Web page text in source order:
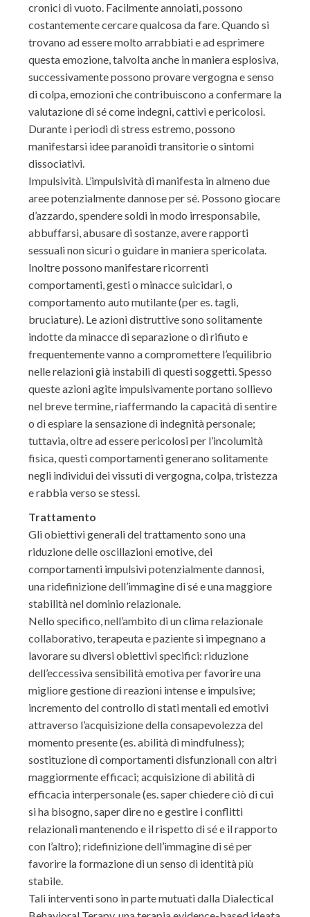
cronici di vuoto. Facilmente annoiati, possono
costantemente cercare qualcosa da fare. Quando si
trovano ad essere molto arrabbiati e ad esprimere
questa emozione, talvolta anche in maniera esplosiva,
successivamente possono provare vergogna e senso
di colpa, emozioni che contribuiscono a confermare la
valutazione di sé come indegni, cattivi e pericolosi.
Durante i periodi di stress estremo, possono
manifestarsi idee paranoidi transitorie o sintomi
dissociativi.
Impulsività. L’impulsività di manifesta in almeno due
aree potenzialmente dannose per sé. Possono giocare
d’azzardo, spendere soldi in modo irresponsabile,
abbuffarsi, abusare di sostanze, avere rapporti
sessuali non sicuri o guidare in maniera spericolata.
Inoltre possono manifestare ricorrenti
comportamenti, gesti o minacce suicidari, o
comportamento auto mutilante (per es. tagli,
bruciature). Le azioni distruttive sono solitamente
indotte da minacce di separazione o di rifiuto e
frequentemente vanno a compromettere l’equilibrio
nelle relazioni già instabili di questi soggetti. Spesso
queste azioni agite impulsivamente portano sollievo
nel breve termine, riaffermando la capacità di sentire
o di espiare la sensazione di indegnità personale;
tuttavia, oltre ad essere pericolosi per l’incolumità
fisica, questi comportamenti generano solitamente
negli individui dei vissuti di vergogna, colpa, tristezza
e rabbia verso se stessi.
Trattamento
Gli obiettivi generali del trattamento sono una
riduzione delle oscillazioni emotive, dei
comportamenti impulsivi potenzialmente dannosi,
una ridefinizione dell’immagine di sé e una maggiore
stabilità nel dominio relazionale.
Nello specifico, nell’ambito di un clima relazionale
collaborativo, terapeuta e paziente si impegnano a
lavorare su diversi obiettivi specifici: riduzione
dell’eccessiva sensibilità emotiva per favorire una
migliore gestione di reazioni intense e impulsive;
incremento del controllo di stati mentali ed emotivi
attraverso l’acquisizione della consapevolezza del
momento presente (es. abilità di mindfulness);
sostituzione di comportamenti disfunzionali con altri
maggiormente efficaci; acquisizione di abilità di
efficacia interpersonale (es. saper chiedere ciò di cui
si ha bisogno, saper dire no e gestire i conflitti
relazionali mantenendo e il rispetto di sé e il rapporto
con l’altro); ridefinizione dell’immagine di sé per
favorire la formazione di un senso di identità più
stabile.
Tali interventi sono in parte mutuati dalla Dialectical